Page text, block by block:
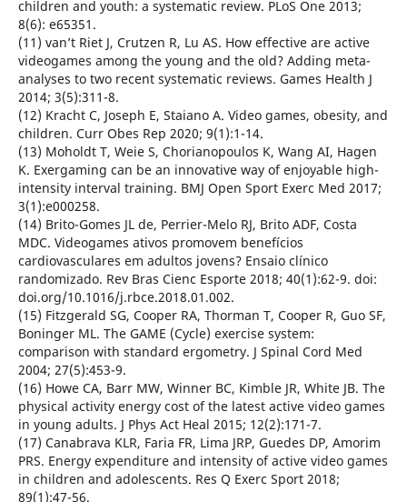
children and youth: a systematic review. PLoS One 2013;
8(6): e65351.
(11) van’t Riet J, Crutzen R, Lu AS. How effective are active
videogames among the young and the old? Adding meta-
analyses to two recent systematic reviews. Games Health J
2014; 3(5):311-8.
(12) Kracht C, Joseph E, Staiano A. Video games, obesity, and
children. Curr Obes Rep 2020; 9(1):1-14.
(13) Moholdt T, Weie S, Chorianopoulos K, Wang AI, Hagen
K. Exergaming can be an innovative way of enjoyable high-
intensity interval training. BMJ Open Sport Exerc Med 2017;
3(1):e000258.
(14) Brito-Gomes JL de, Perrier-Melo RJ, Brito ADF, Costa
MDC. Videogames ativos promovem benefícios
cardiovasculares em adultos jovens? Ensaio clínico
randomizado. Rev Bras Cienc Esporte 2018; 40(1):62-9. doi:
doi.org/10.1016/j.rbce.2018.01.002.
(15) Fitzgerald SG, Cooper RA, Thorman T, Cooper R, Guo SF,
Boninger ML. The GAME (Cycle) exercise system:
comparison with standard ergometry. J Spinal Cord Med
2004; 27(5):453-9.
(16) Howe CA, Barr MW, Winner BC, Kimble JR, White JB. The
physical activity energy cost of the latest active video games
in young adults. J Phys Act Heal 2015; 12(2):171-7.
(17) Canabrava KLR, Faria FR, Lima JRP, Guedes DP, Amorim
PRS. Energy expenditure and intensity of active video games
in children and adolescents. Res Q Exerc Sport 2018;
89(1):47-56.